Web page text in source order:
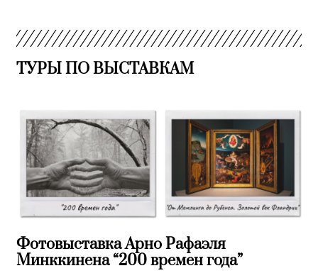
ТУРЫ ПО ВЫСТАВКАМ
Фотовыставка Арно Рафаэля
Минккинена “200 времен года”